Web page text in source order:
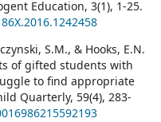
Education, 3(1), 1-25.
S.M., & Hooks, E.N.
of gifted students with
to find appropriate
Quarterly, 59(4), 283-